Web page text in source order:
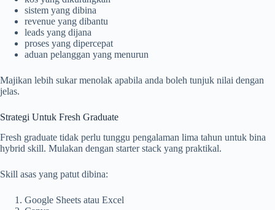
sistem yang dibina
revenue yang dibantu
leads yang dijana
proses yang dipercepat
aduan pelanggan yang menurun
Majikan lebih sukar menolak apabila anda boleh tunjuk nilai dengan
jelas.
Strategi Untuk Fresh Graduate
Fresh graduate tidak perlu tunggu pengalaman lima tahun untuk bina
hybrid skill. Mulakan dengan starter stack yang praktikal.
Skill asas yang patut dibina:
Google Sheets atau Excel